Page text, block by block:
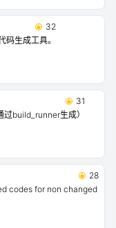
32
生成工具。
31
build_runner生成）
28
codes for non changed